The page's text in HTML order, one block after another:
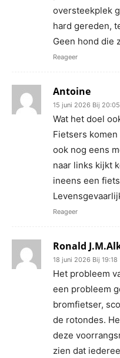
oversteekplek
hard gereden,
Geen hond die
Reageer
Antoine
15 juni 2026 Bij 20:05
Wat het doel
Fietsers
ook nog eens
naar links kijkt
ineens een
Reageer
Ronald
18 juni 2026 Bij 19:18
Het probleem
een probleem
bromfietser,
de rotondes.
deze
zien dat